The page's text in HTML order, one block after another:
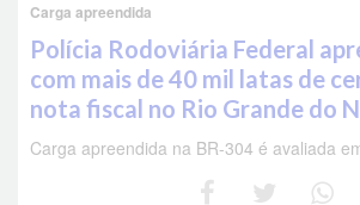
Carga apreendida
Polícia Rodoviária Federal
com mais de 40 mil latas de
nota fiscal no Rio Grande do
Carga apreendida na BR-304 é avaliada